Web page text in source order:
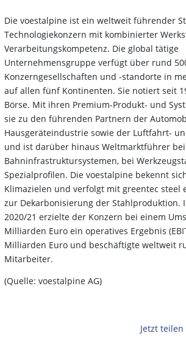
Die voestalpine ist ein weltweit führender
Technologiekonzern mit kombinierter
Verarbeitungskompetenz. Die global tätige
Unternehmensgruppe verfügt über rund
Konzerngesellschaften und -standorte in
auf allen fünf Kontinenten. Sie notiert seit
Börse. Mit ihren Premium-Produkt- und
sie zu den führenden Partnern der
Hausgeräteindustrie sowie der Luftfahrt-
und ist darüber hinaus Weltmarktführer bei
Bahninfrastruktursystemen, bei
Spezialprofilen. Die voestalpine bekennt
Klimazielen und verfolgt mit greentec steel
zur Dekarbonisierung der Stahlproduktion.
2020/21 erzielte der Konzern bei einem
Milliarden Euro ein operatives Ergebnis
Milliarden Euro und beschäftigte weltweit
Mitarbeiter.
(Quelle: voestalpine AG)
Jetzt teilen